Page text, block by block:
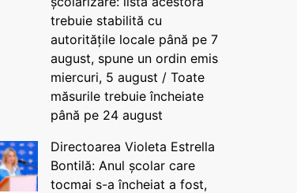
trebuie stabilită cu
autoritățile locale până pe 7
august, spune un ordin emis
miercuri, 5 august / Toate
măsurile trebuie încheiate
până pe 24 august
Directoarea Violeta Estrella
Bontilă: Anul școlar care
tocmai s-a încheiat a fost,